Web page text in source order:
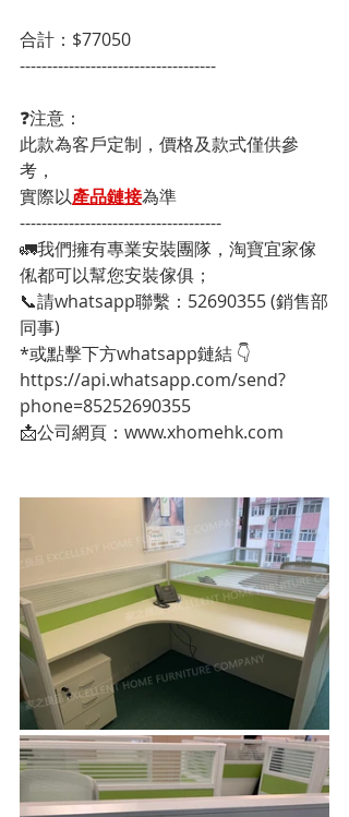
合計：$77050
------------------------------------
❓注意：
此款為客戶定制，價格及款式僅供參
考，
實際以產品鏈接為準
-------------------------------------
🚛我們擁有專業安裝團隊，淘寶宜家傢
俬都可以幫您安裝傢俱；
📞請whatsapp聯繫：52690355 (銷售部
同事)
*或點擊下方whatsapp鏈結 👇
https://api.whatsapp.com/send?
phone=85252690355
📩公司網頁：www.xhomehk.com